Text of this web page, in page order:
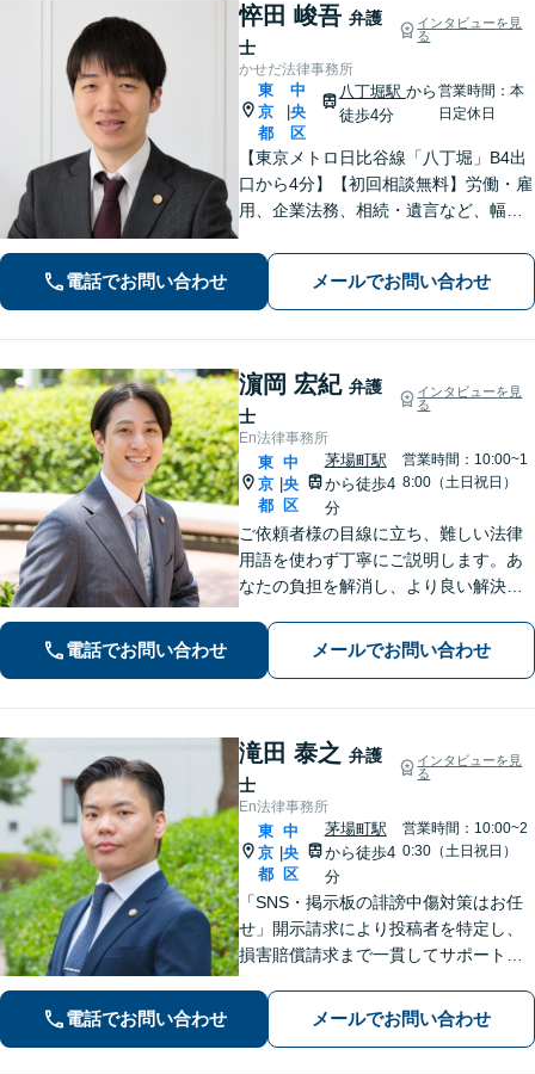
悴田 峻吾 弁護
士
インタビューを見
る
かせだ法律事務所
東
京
都
|
中
央
区
八丁堀駅 から
徒歩4分
営業時間：本
日定休日
【東京メトロ日比谷線「八丁堀」B4出
口から4分】【初回相談無料】労働・雇
用、企業法務、相続・遺言など、幅広
いる方の力になりたいと思い、弁護士
になりました。お気軽にご相談くださ
い。【電話相談可】【休日面談可】
電話でお問い合わせ メールでお問い合わせ
濵岡 宏紀 弁護
士
インタビューを見
る
En法律事務所
東
京
都
|
中
央
区
茅場町駅
から徒歩4
分
営業時間：10:00~1
8:00（土日祝日）
ご依頼者様の目線に立ち、難しい法律
用語を使わず丁寧にご説明します。あ
なたの負担を解消し、より良い解決へ
談ください【初回相談30分無料】【弁
護士直通電話】【WEB面談可】【夜間
電話でお問い合わせ メールでお問い合わせ
滝田 泰之 弁護
士
インタビューを見
る
En法律事務所
東
京
都
|
中
央
区
茅場町駅
から徒歩4
分
営業時間：10:00~2
0:30（土日祝日）
「SNS・掲示板の誹謗中傷対策はお任
せ」開示請求により投稿者を特定し、
損害賠償請求まで一貫してサポート
士：法的に難しい問題でも尽力」【初
回相談60分無料】【弁護士直通電話相
電話でお問い合わせ メールでお問い合わせ